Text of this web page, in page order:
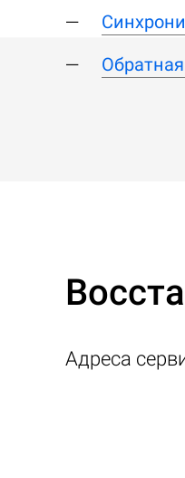
Адреса